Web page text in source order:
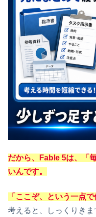
だから、Fable 5は、「
いんです。
「ここぞ、という一点
考えると、しっくりきま